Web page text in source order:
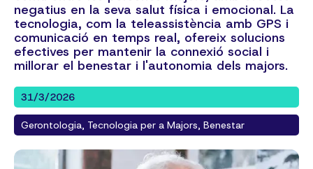
negatius en la seva salut física i emocional. La
tecnologia, com la teleassistència amb GPS i
comunicació en temps real, ofereix solucions
efectives per mantenir la connexió social i
millorar el benestar i l'autonomia dels majors.
31/3/2026
Gerontologia, Tecnologia per a Majors, Benestar